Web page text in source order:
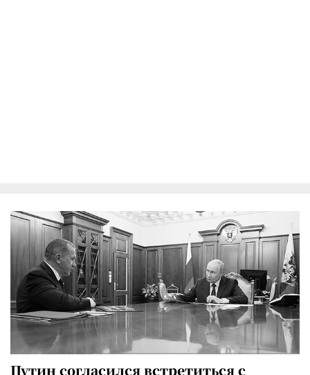
Путин согласился встретиться с